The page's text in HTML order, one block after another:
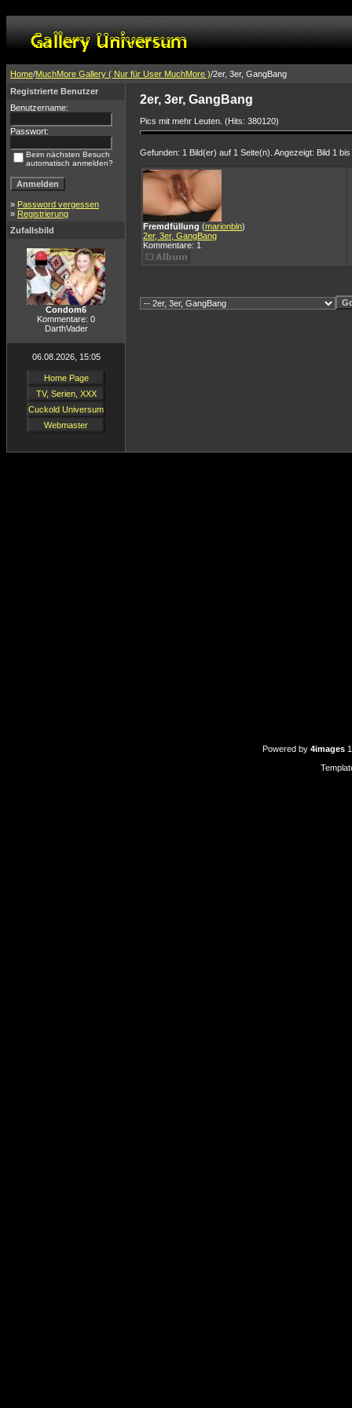
Home/MuchMore Gallery ( Nur für User MuchMore )/2er, 3er, GangBang
Registrierte Benutzer
Benutzername:
Passwort:
Beim nächsten Besuch
automatisch anmelden?
» Password vergessen
» Registrierung
Zufallsbild
Condom6
Kommentare: 0
DarthVader
06.08.2026, 15:05
Home Page
TV, Serien, XXX
Cuckold Universum
Webmaster
2er, 3er, GangBang
Pics mit mehr Leuten. (Hits: 380120)
Gefunden: 1 Bild(er) auf 1 Seite(n). Angezeigt: Bild 1 bis
Fremdfüllung (marionbln)
2er, 3er, GangBang
Kommentare: 1
Powered by 4images